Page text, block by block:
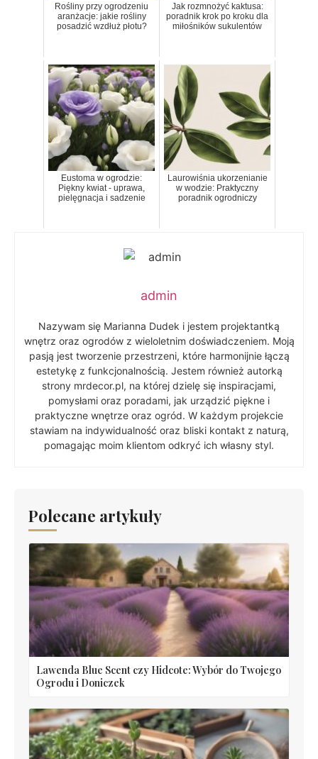
Rośliny przy ogrodzeniu
aranżacje: jakie rośliny
posadzić wzdłuż płotu?
Jak rozmnożyć kaktusa:
poradnik krok po kroku dla
miłośników sukulentów
Eustoma w ogrodzie:
Piękny kwiat - uprawa,
pielęgnacja i sadzenie
Laurowiśnia ukorzenianie
w wodzie: Praktyczny
poradnik ogrodniczy
admin
Nazywam się Marianna Dudek i jestem projektantką
wnętrz oraz ogrodów z wieloletnim doświadczeniem. Moją
pasją jest tworzenie przestrzeni, które harmonijnie łączą
estetykę z funkcjonalnością. Jestem również autorką
strony mrdecor.pl, na której dzielę się inspiracjami,
pomysłami oraz poradami, jak urządzić piękne i
praktyczne wnętrze oraz ogród. W każdym projekcie
stawiam na indywidualność oraz bliski kontakt z naturą,
pomagając moim klientom odkryć ich własny styl.
Polecane artykuły
Lawenda Blue Scent czy Hidcote: Wybór do Twojego
Ogrodu i Doniczek